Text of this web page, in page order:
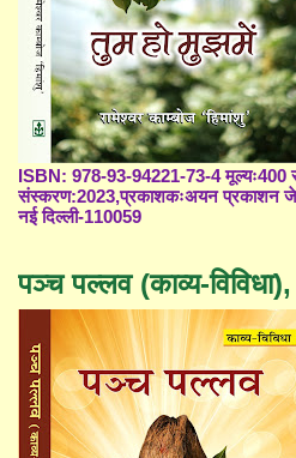
ISBN: 978-93-94221-73-4 मूल्यः400
संस्करण:2023,प्रकाशकःअयन प्रकाशन जे-
नई दिल्ली-110059
पञ्च पल्लव (काव्य-विविधा),